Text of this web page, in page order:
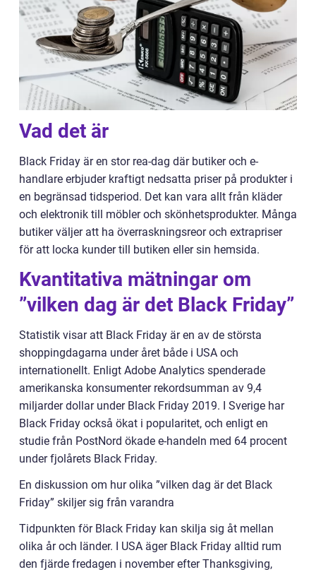
Vad det är
Black Friday är en stor rea-dag där butiker och e-
handlare erbjuder kraftigt nedsatta priser på produkter i
en begränsad tidsperiod. Det kan vara allt från kläder
och elektronik till möbler och skönhetsprodukter. Många
butiker väljer att ha överraskningsreor och extrapriser
för att locka kunder till butiken eller sin hemsida.
Kvantitativa mätningar om
”vilken dag är det Black Friday”
Statistik visar att Black Friday är en av de största
shoppingdagarna under året både i USA och
internationellt. Enligt Adobe Analytics spenderade
amerikanska konsumenter rekordsumman av 9,4
miljarder dollar under Black Friday 2019. I Sverige har
Black Friday också ökat i popularitet, och enligt en
studie från PostNord ökade e-handeln med 64 procent
under fjolårets Black Friday.
En diskussion om hur olika ”vilken dag är det Black
Friday” skiljer sig från varandra
Tidpunkten för Black Friday kan skilja sig åt mellan
olika år och länder. I USA äger Black Friday alltid rum
den fjärde fredagen i november efter Thanksgiving,